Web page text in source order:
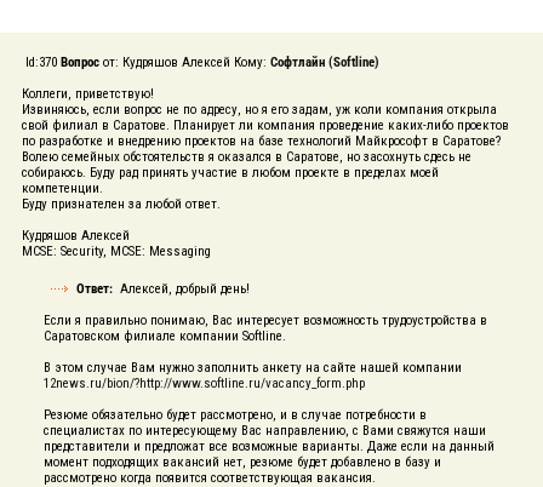
Id:370 Вопрос от: Кудряшов Алексей Кому: Софтлайн (Softline)
Коллеги, приветствую!
Извиняюсь, если вопрос не по адресу, но я его задам, уж коли компания открыла
свой филиал в Саратове. Планирует ли компания проведение каких-либо проектов
по разработке и внедрению проектов на базе технологий Майкрософт в Саратове?
Волею семейных обстоятельств я оказался в Саратове, но засохнуть сдесь не
собираюсь. Буду рад принять участие в любом проекте в пределах моей
компетенции.
Буду признателен за любой ответ.
Кудряшов Алексей
MCSE: Security, MCSE: Messaging
Ответ: Алексей, добрый день!
Если я правильно понимаю, Вас интересует возможность трудоустройства в
Саратовском филиале компании Softline.
В этом случае Вам нужно заполнить анкету на сайте нашей компании
12news.ru/bion/?http://www.softline.ru/vacancy_form.php
Резюме обязательно будет рассмотрено, и в случае потребности в
специалистах по интересующему Вас направлению, с Вами свяжутся наши
представители и предложат все возможные варианты. Даже если на данный
момент подходящих вакансий нет, резюме будет добавлено в базу и
рассмотрено когда появится соответствующая вакансия.